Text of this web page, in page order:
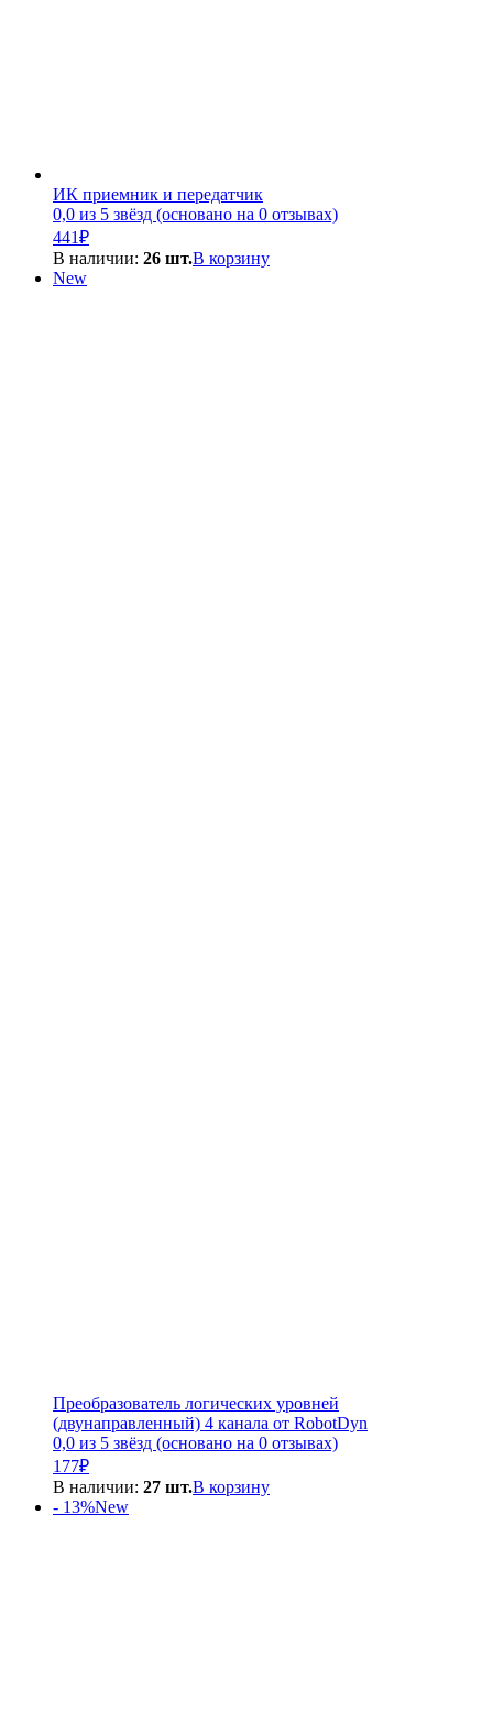
ИК приемник и передатчик
0,0 из 5 звёзд (основано на 0 отзывах)
441₽
В наличии: 26 шт.В корзину
New
Преобразователь логических уровней
(двунаправленный) 4 канала от RobotDyn
0,0 из 5 звёзд (основано на 0 отзывах)
177₽
В наличии: 27 шт.В корзину
- 13%New